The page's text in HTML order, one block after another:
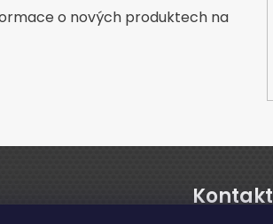
o nových produktech na
Kontakt